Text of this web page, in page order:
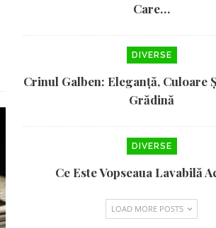
Care…
DIVERSE
Crinul Galben: Eleganță, Culoare
Grădină
DIVERSE
Ce Este Vopseaua Lavabilă
LOAD MORE POSTS